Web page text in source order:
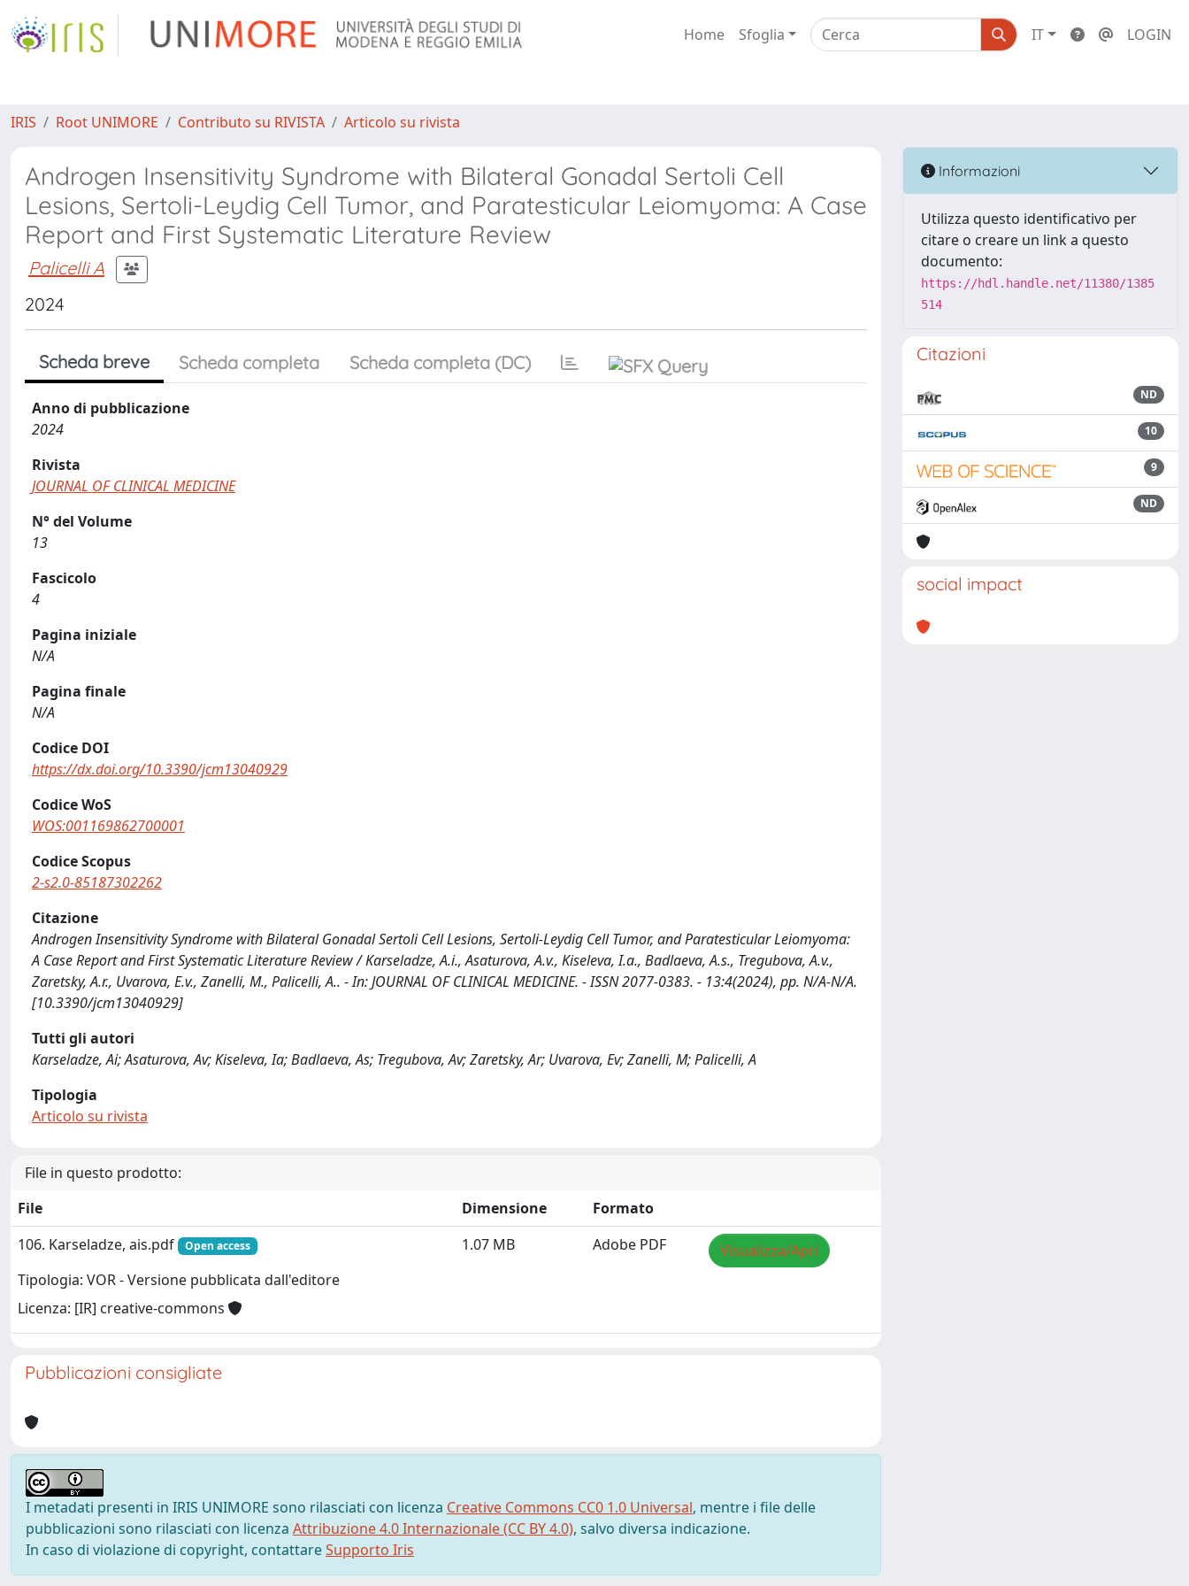
Home Sfoglia IT LOGIN
IRIS Root UNIMORE Contributo su RIVISTA Articolo su rivista
Androgen Insensitivity Syndrome with Bilateral Gonadal Sertoli Cell
Lesions, Sertoli-Leydig Cell Tumor, and Paratesticular Leiomyoma: A Case
Report and First Systematic Literature Review
Palicelli A
2024
Scheda breve Scheda completa Scheda completa (DC)
Anno di pubblicazione
2024
Rivista
JOURNAL OF CLINICAL MEDICINE
N° del Volume
13
Fascicolo
4
Pagina iniziale
N/A
Pagina finale
N/A
Codice DOI
https://dx.doi.org/10.3390/jcm13040929
Codice WoS
WOS:001169862700001
Codice Scopus
2-s2.0-85187302262
Citazione
Androgen Insensitivity Syndrome with Bilateral Gonadal Sertoli Cell Lesions, Sertoli-Leydig Cell Tumor, and Paratesticular Leiomyoma:
A Case Report and First Systematic Literature Review / Karseladze, A.i., Asaturova, A.v., Kiseleva, I.a., Badlaeva, A.s., Tregubova, A.v.,
Zaretsky, A.r., Uvarova, E.v., Zanelli, M., Palicelli, A.. - In: JOURNAL OF CLINICAL MEDICINE. - ISSN 2077-0383. - 13:4(2024), pp. N/A-N/A.
[10.3390/jcm13040929]
Tutti gli autori
Karseladze, Ai; Asaturova, Av; Kiseleva, Ia; Badlaeva, As; Tregubova, Av; Zaretsky, Ar; Uvarova, Ev; Zanelli, M; Palicelli, A
Tipologia
Articolo su rivista
File in questo prodotto:
File
Dimensione
Formato
106. Karseladze, ais.pdf
Open access
Tipologia: VOR - Versione pubblicata dall'editore
Licenza: [IR] creative-commons
1.07 MB Adobe PDF Visualizza/Apri
Pubblicazioni consigliate
I metadati presenti in IRIS UNIMORE sono rilasciati con licenza Creative Commons CC0 1.0 Universal, mentre i file delle
pubblicazioni sono rilasciati con licenza Attribuzione 4.0 Internazionale (CC BY 4.0), salvo diversa indicazione.
In caso di violazione di copyright, contattareSupporto Iris
Informazioni
Utilizza questo identificativo per
citare o creare un link a questo
documento:
https://hdl.handle.net/11380/1385
514
Citazioni
ND
10
9
ND
social impact